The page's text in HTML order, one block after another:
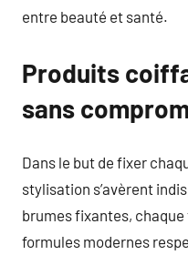
entre beauté et santé.
Produits
sans
Dans le but de fixer
stylisation s’avèrent
brumes fixantes,
formules modernes